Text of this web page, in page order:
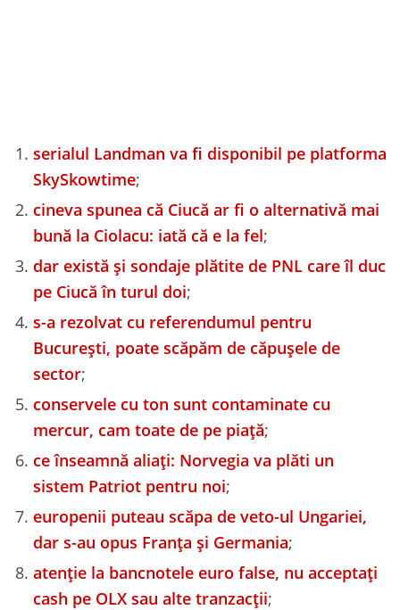
serialul Landman va fi disponibil pe platforma
SkySkowtime;
cineva spunea că Ciucă ar fi o alternativă mai
bună la Ciolacu: iată că e la fel;
dar există și sondaje plătite de PNL care îl duc
pe Ciucă în turul doi;
s-a rezolvat cu referendumul pentru
București, poate scăpăm de căpușele de
sector;
conservele cu ton sunt contaminate cu
mercur, cam toate de pe piață;
ce înseamnă aliați: Norvegia va plăti un
sistem Patriot pentru noi;
europenii puteau scăpa de veto-ul Ungariei,
dar s-au opus Franța și Germania;
atenție la bancnotele euro false, nu acceptați
cash pe OLX sau alte tranzacții;